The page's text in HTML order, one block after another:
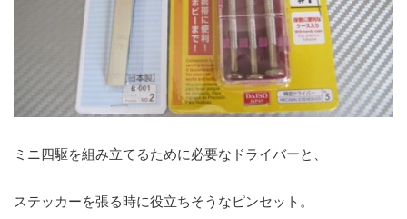
ミニ四駆を組み立てるために必要なドライバーと、
ステッカーを張る時に役立ちそうなピンセット。